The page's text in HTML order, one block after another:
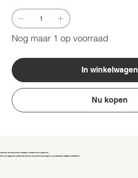
Nog maar 1 op voorraad
In winkelwagen
Nu kopen
Laat een van onze area managers contact met u opnemen
Als u uw gegevens achterlaat zal een van onze areamangers u zo spoedig mogelijk contacteren